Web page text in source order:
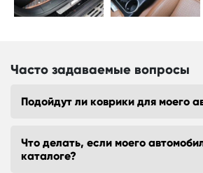
Часто задаваемые вопросы
Подойдут ли коврики для моего
Что делать, если моего
каталоге?